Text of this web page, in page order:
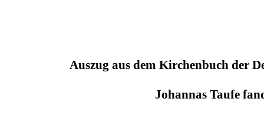
Auszug aus dem Kirchenbuch der
Johannas Taufe